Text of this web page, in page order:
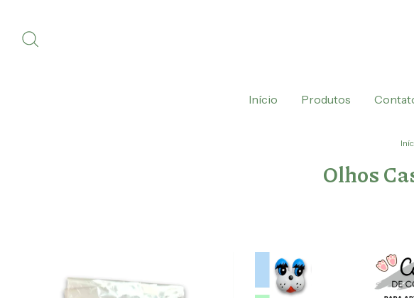
Início Produtos
Olhos